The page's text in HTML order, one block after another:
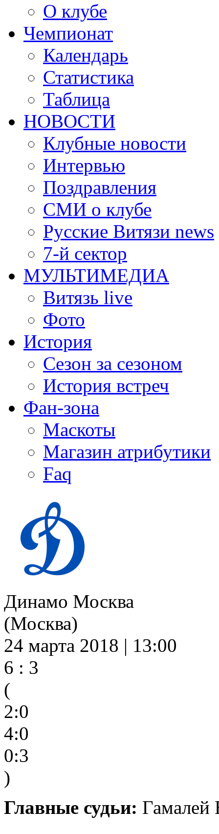
О клубе
Чемпионат
Календарь
Статистика
Таблица
НОВОСТИ
Клубные новости
Интервью
Поздравления
СМИ о клубе
Русские Витязи news
7-й сектор
МУЛЬТИМЕДИА
Витязь live
Фото
История
Сезон за сезоном
История встреч
Фан-зона
Маскоты
Магазин атрибутики
Faq
Динамо Москва
(Москва)
24 марта 2018 | 13:00
6 : 3
(
2:0
4:0
0:3
)
Главные судьи: Гамалей